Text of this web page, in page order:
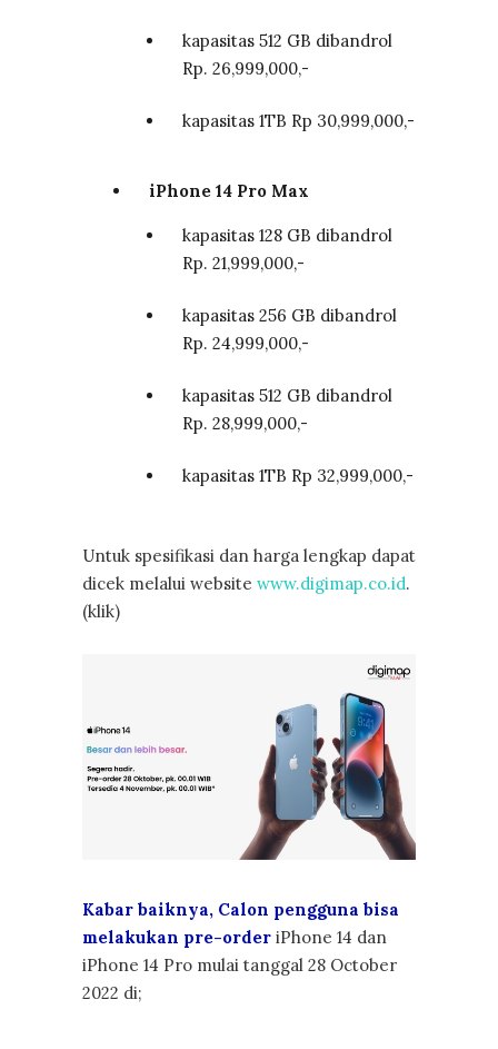
kapasitas 512 GB dibandrol
Rp. 26,999,000,-
kapasitas 1TB Rp 30,999,000,-
iPhone 14 Pro Max
kapasitas 128 GB dibandrol
Rp. 21,999,000,-
kapasitas 256 GB dibandrol
Rp. 24,999,000,-
kapasitas 512 GB dibandrol
Rp. 28,999,000,-
kapasitas 1TB Rp 32,999,000,-
Untuk spesifikasi dan harga lengkap dapat
dicek melalui website www.digimap.co.id.
(klik)
Kabar baiknya, Calon pengguna bisa
melakukan pre-order iPhone 14 dan
iPhone 14 Pro mulai tanggal 28 October
2022 di;